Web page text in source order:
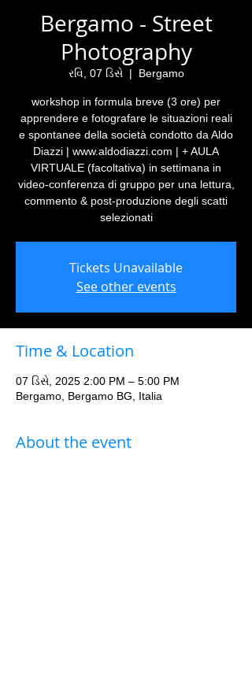
Bergamo - Street
Photography
રવિ, 07 ડિસે
  |
Bergamo
workshop in formula breve (3 ore) per
apprendere e fotografare le situazioni reali
e spontanee della società condotto da Aldo
Diazzi | www.aldodiazzi.com | + AULA
VIRTUALE (facoltativa) in settimana in
video-conferenza di gruppo per una lettura,
commento & post-produzione degli scatti
selezionati
Tickets Unavailable
See other events
Time & Location
07 ડિસે, 2025 2:00 PM – 5:00 PM
Bergamo, Bergamo BG, Italia
About the event